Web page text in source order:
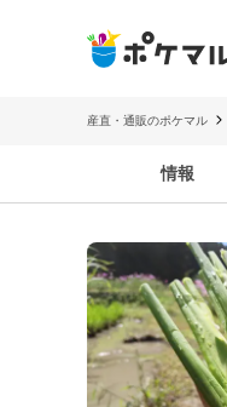
産直・通販のポケマル
情報